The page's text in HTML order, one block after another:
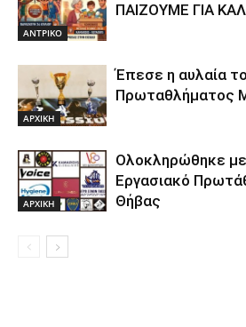
ΑΝTΡΙΚΟ
ΠΑΙΖΟΥΜΕ ΓΙΑ
ΑΡΧΙΚΗ
Έπεσε η αυλαία
Πρωταθλήματος
ΑΡΧΙΚΗ
Ολοκληρώθηκε με
Εργασιακό
Θήβας